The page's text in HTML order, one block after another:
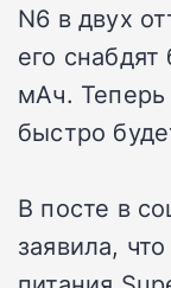
N6 в двух
его
мАч. Теперь
быстро
В посте в
заявила,